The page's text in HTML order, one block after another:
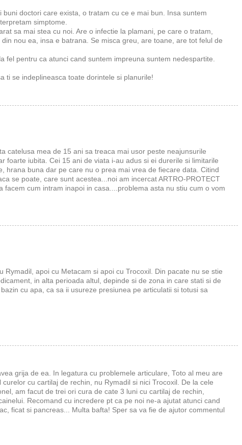
doctori care exista, o tratam cu ce e mai bun. Insa suntem
simptome.
sa mai stea cu noi. Are o infectie la plamani, pe care o tratam,
nou ea, insa e batrana. Se misca greu, are toane, are tot felul de
fel pentru ca atunci cand suntem impreuna suntem nedespartite.
ti se indeplineasca toate dorintele si planurile!
catelusa mea de 15 ani sa treaca mai usor peste neajunsurile
foarte iubita. Cei 15 ani de viata i-au adus si ei durerile si limitarile
hrana buna dar pe care nu o prea mai vrea de fiecare data. Citind
se poate, care sunt acestea...noi am incercat ARTRO-PROTECT
cum intram inapoi in casa....problema asta nu stiu cum o vom
apoi cu Metacam si apoi cu Trocoxil. Din pacate nu se stie
in alta perioada altul, depinde si de zona in care stati si de
cu apa, ca sa ii usureze presiunea pe articulatii si totusi sa
grija de ea. In legatura cu problemele articulare, Toto al meu are
cu cartilaj de rechin, nu Rymadil si nici Trocoxil. De la cele
am facut de trei ori cura de cate 3 luni cu cartilaj de rechin,
Recomand cu incredere pt ca pe noi ne-a ajutat atunci cand
ficat si pancreas... Multa bafta! Sper sa va fie de ajutor commentul